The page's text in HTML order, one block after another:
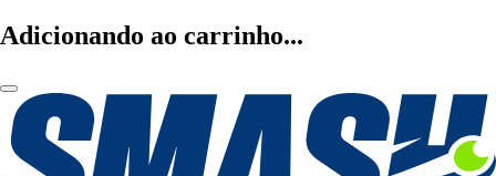
Adicionando ao carrinho...